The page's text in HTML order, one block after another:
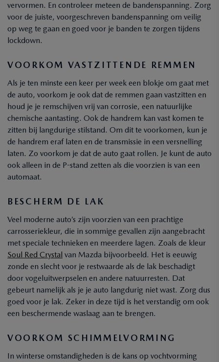
vervormen. En controleer meteen de bandenspanning. Zorg
voor de juiste, voorgeschreven bandenspanning om veilig
op weg te gaan en goed voor je banden te zorgen tijdens
lockdown.
VOORKOM VASTZITTENDE REMMEN
Als je ten minste een keer per week een blokje om gaat met
de auto, voorkom je ook dat de remmen gaan vastzitten en
houd je je remschijven vrij van corrosie, een natuurlijke
chemische aantasting. Ook de handrem kan vast komen te
zitten bij langdurige stilstand. Om dit te voorkomen, kun je
de handrem eraf laten en de transmissie in een versnelling
laten. Zo voorkom je dat de auto gaat rollen. Je kunt de auto
ook alleen in de P-stand zetten als die voorzien is van een
automaat.
BESCHERM DE LAK
Veel moderne auto’s zijn voorzien van een prachtige
carrosseriekleur, die in sommige gevallen zijn aangebracht
met speciale technieken en meerdere lagen. Zoals de kleur
Soul Red Crystal van Mazda bijvoorbeeld. Het is eeuwig
zonde en slecht voor je restwaarde als de lak beschadigt
door vogeluitwerpselen en andere natuurresten. Dat
gebeurt namelijk als je je auto langdurig niet wast. Zorg dus
goed voor je lak. Zeker in deze tijd is het verstandig om ook
een beschermende waslaag aan te brengen.
VOORKOM SCHIMMELVORMING
In winterse omstandigheden is de kans op vochtvorming